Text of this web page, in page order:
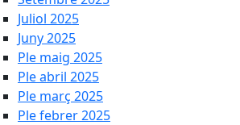
Juliol 2025
Juny 2025
Ple maig 2025
Ple abril 2025
Ple març 2025
Ple febrer 2025